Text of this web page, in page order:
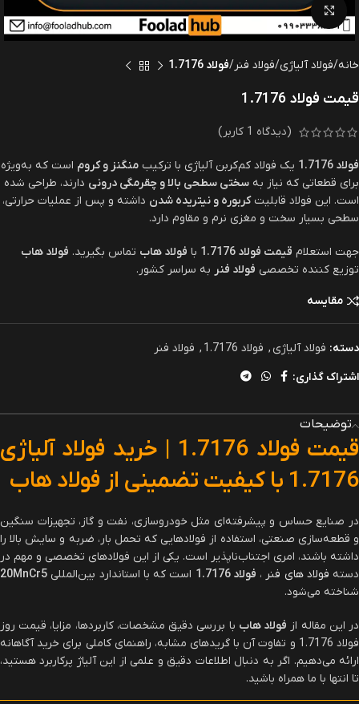
بزرگنمایی تصویر
خانه فولاد آلیاژی فولاد فنر فولاد 1.7176
قیمت فولاد 1.7176
(دیدگاه 1 کاربر)
فولاد 1.7176 یک فولاد کم‌کربن آلیاژی با ترکیب منگنز و کروم است که به‌ویژه
برای قطعاتی که نیاز به سختی سطحی بالا و چقرمگی درونی دارند، طراحی شده
است. این فولاد قابلیتکربوره و نیتریده شدن داشته و پس از عملیات حرارتی،
سطحی بسیار سخت و مغزی نرم و مقاوم دارد.
جهت استعلام قیمت فولاد 1.7176 با فولاد هاب تماس بگیرید. فولاد هاب
توزیع کننده تخصصی فولاد فنر به سراسر کشور.
مقایسه
دسته: فولاد آلیاژی , فولاد 1.7176 , فولاد فنر
اشتراک گذاری:
توضیحات
قیمت فولاد 1.7176 | خرید فولاد آلیاژی
1.7176 با کیفیت تضمینی از فولاد هاب
در صنایع حساس و پیشرفته‌ای مثل خودروسازی، نفت و گاز، تجهیزات سنگین
و قطعه‌سازی صنعتی، استفاده از فولادهایی که تحمل بار، ضربه و سایش بالا را
داشته باشند، امری اجتناب‌ناپذیر است. یکی از این فولادهای تخصصی و مهم در
دسته فولاد های فنر ، فولاد 1.7176 است که با استاندارد بین‌المللی 20MnCr5
شناخته می‌شود.
در این مقاله از فولاد هاب با بررسی دقیق مشخصات، کاربردها، مزایا، قیمت روز
فولاد 1.7176 و تفاوت آن با گریدهای مشابه، راهنمای کاملی برای خرید آگاهانه
ارائه می‌دهیم. اگر به دنبال اطلاعات دقیق و علمی از این آلیاژ پرکاربرد هستید،
تا انتها با ما همراه باشید.